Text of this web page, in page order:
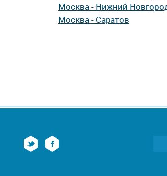
Москва - Нижний
Москва - Саратов